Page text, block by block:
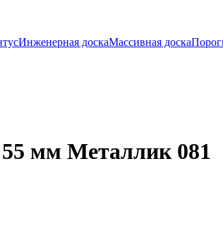
Инженерная доскаМассивная доска
мм Металлик 081